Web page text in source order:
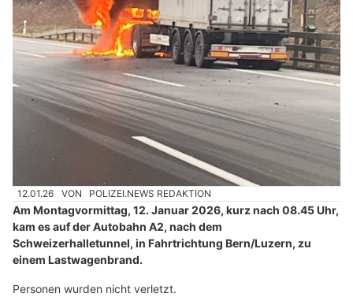
12.01.26 VON POLIZEI.NEWS REDAKTION
Am Montagvormittag, 12. Januar 2026, kurz nach 08.45 Uhr,
kam es auf der Autobahn A2, nach dem
Schweizerhalletunnel, in Fahrtrichtung Bern/Luzern, zu
einem Lastwagenbrand.
Personen wurden nicht verletzt.